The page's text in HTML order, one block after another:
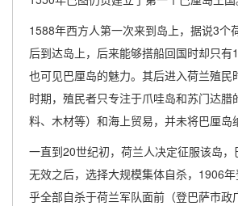
1588年西方人第一次来到岛上，据说3个
后到达岛上，后来能够搭船回国时却只有
也可见巴厘岛的魅力。其后进入荷兰殖民
时期，殖民者只专注于爪哇岛和苏门达腊
料、木材等）和海上贸易，并未将巴厘岛
一直到20世纪初，荷兰人决定征服该岛
无效之后，选择大规模集体自杀，1906
乎全部自杀于荷兰军队面前（登巴萨市政